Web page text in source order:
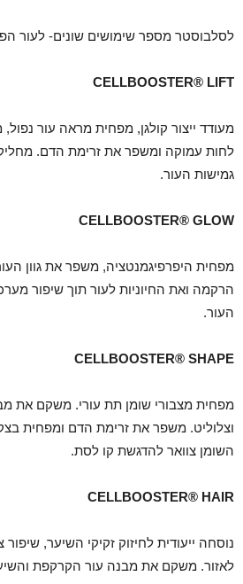
לסלבוסטר מספר שימושים שונים- לעור
CELLBOOSTER® LIFT
מעודד ייצור קולגן, מפחית מראה עור
לחות עמוקה ומשפר את זרימת הדם.
גמישות העור.
CELLBOOSTER® GLOW
מפחית היפרפיגמנטציה, משפר את גוון
הרקמה ואת החיוניות לעור תוך שיפור
העור.
CELLBOOSTER® SHAPE
מפחית מצבורי שומן תת עורי. משקם את
וצלוליט. משפר את זרימת הדם ומפחית
השומן צוואר להדגשת קו לסת.
CELLBOOSTER® HAIR
נוסחה ייעודית לחיזוק זקיקי השיער,
לאזור. משקם את מבנה עור הקרקפת